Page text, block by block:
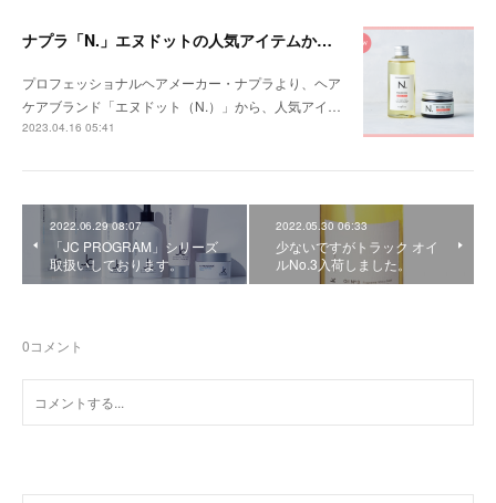
ナプラ「N.」エヌドットの人気アイテムから新提案♪
プロフェッショナルヘアメーカー・ナプラより、ヘア
ケアブランド「エヌドット（N.）」から、人気アイ…
2023.04.16 05:41
2022.06.29 08:07
「JC PROGRAM」シリーズ
取扱いしております。
2022.05.30 06:33
少ないですがトラック オイ
ルNo.3入荷しました。
0コメント